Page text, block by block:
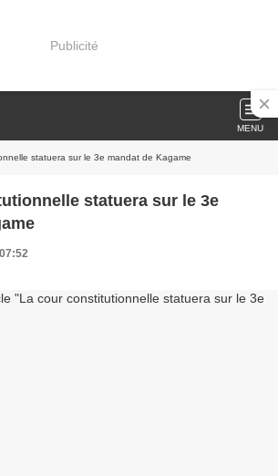
Publicité
MENU
statuera sur le 3e mandat de Kagame
statuera sur le 3e